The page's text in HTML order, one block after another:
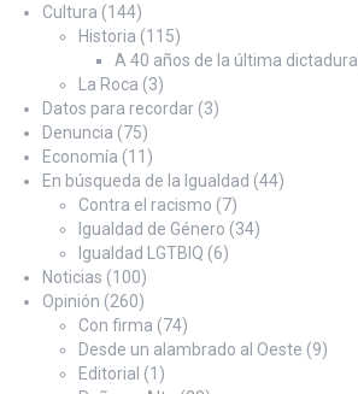
Cultura (144)
Historia (115)
A 40 años de la última dictadura
La Roca (3)
Datos para recordar (3)
Denuncia (75)
Economía (11)
En búsqueda de la Igualdad (44)
Contra el racismo (7)
Igualdad de Género (34)
Igualdad LGTBIQ (6)
Noticias (100)
Opinión (260)
Con firma (74)
Desde un alambrado al Oeste (9)
Editorial (1)